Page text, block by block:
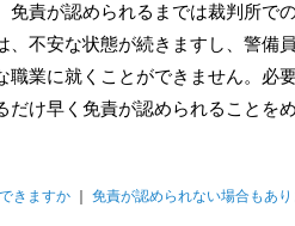
免責が認められるまでは裁判所で
、不安な状態が続きますし、警備
職業に就くことができません。必
け早く免責が認められることをめ
きますか 免責が認められない場合もあ